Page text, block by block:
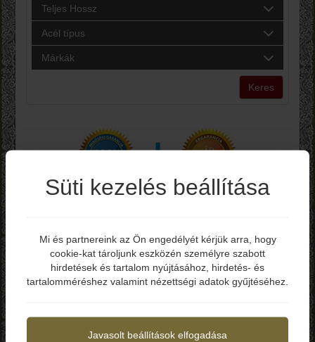
Teljes Hossz
Acél típus
Márkák
Keres
Elmúltál már 18 éves?
Süti kezelés beállítása
Mi és partnereink az Ön engedélyét kérjük arra, hogy
cookie-kat tároljunk eszközén személyre szabott
hirdetések és tartalom nyújtásához, hirdetés- és
tartalomméréshez valamint nézettségi adatok gyűjtéséhez.
Javasolt beállítások elfogadása